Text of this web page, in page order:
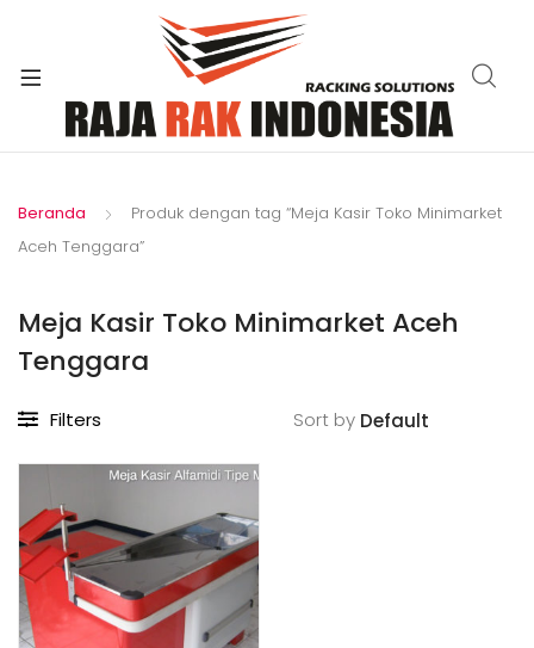
Beranda
Produk dengan tag “Meja Kasir Toko Minimarket
Aceh Tenggara”
Meja Kasir Toko Minimarket Aceh
Tenggara
Filters Sort by